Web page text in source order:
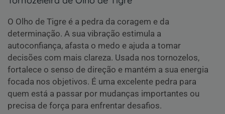
O Olho de Tigre é a pedra da coragem e da
determinação. A sua vibração estimula a
autoconfiança, afasta o medo e ajuda a tomar
decisões com mais clareza. Usada nos tornozelos,
fortalece o senso de direção e mantém a sua energia
focada nos objetivos. É uma excelente pedra para
quem está a passar por mudanças importantes ou
precisa de força para enfrentar desafios.